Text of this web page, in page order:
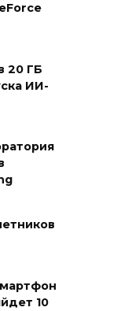
20 ГБ
ИИ-
10